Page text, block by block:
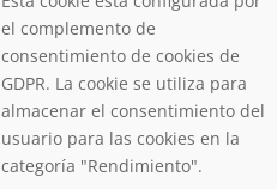
el complemento de
consentimiento de cookies de
GDPR. La cookie se utiliza para
almacenar el consentimiento del
usuario para las cookies en la
categoría "Rendimiento".